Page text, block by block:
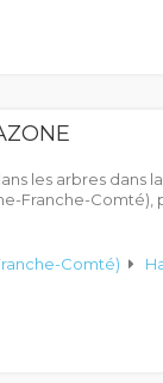
les arbres dans la
Franche-Comté),
Comté)